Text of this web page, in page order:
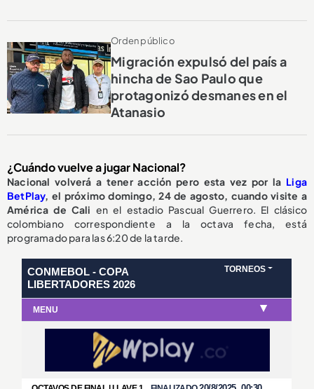
Orden público
Migración expulsó del país a
hincha de Sao Paulo que
protagonizó desmanes en el
Atanasio
¿Cuándo vuelve a jugar Nacional?
Nacional volverá a tener acción pero esta vez por la Liga
BetPlay, el próximo domingo, 24 de agosto, cuando visite a
América de Cali en el estadio Pascual Guerrero. El clásico
colombiano correspondiente a la octava fecha, está
programado para las 6:20 de la tarde.